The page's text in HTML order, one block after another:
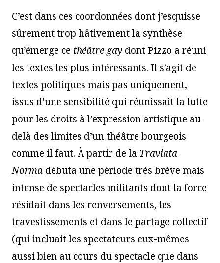
C’est dans ces coordonnées dont j’esquisse
sûrement trop hâtivement la synthèse
qu’émerge ce théâtre gay dont Pizzo a réuni
les textes les plus intéressants. Il s’agit de
textes politiques mais pas uniquement,
issus d’une sensibilité qui réunissait la lutte
pour les droits à l’expression artistique au-
delà des limites d’un théâtre bourgeois
comme il faut. À partir de la Traviata
Norma débuta une période très brève mais
intense de spectacles militants dont la force
résidait dans les renversements, les
travestissements et dans le partage collectif
(qui incluait les spectateurs eux-mêmes
aussi bien au cours du spectacle que dans